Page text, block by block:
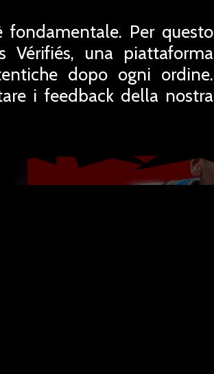
Per questo
Vérifiés, una piattaforma
dopo ogni ordine.
i feedback della nostra